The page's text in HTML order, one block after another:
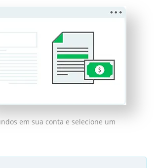
em sua conta e selecione um